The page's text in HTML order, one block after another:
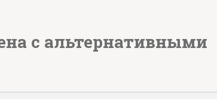
с альтернативными